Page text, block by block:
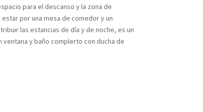
para el descanso y la zona de
por una mesa de comedor y un
las estancias de día y de noche, es un
y baño complerto con ducha de